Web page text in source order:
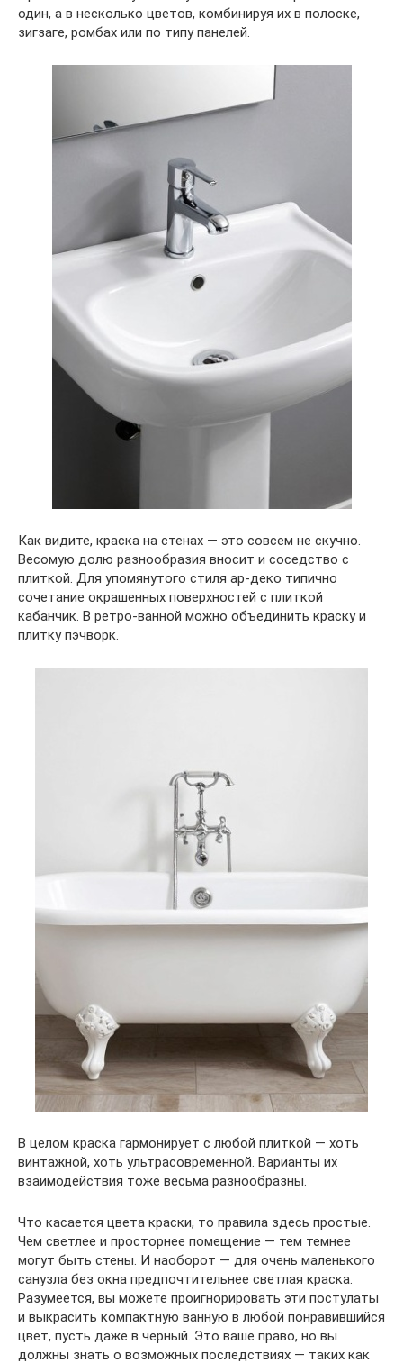
один, а в несколько цветов, комбинируя их в полоске,
зигзаге, ромбах или по типу панелей.
Как видите, краска на стенах — это совсем не скучно.
Весомую долю разнообразия вносит и соседство с
плиткой. Для упомянутого стиля ар-деко типично
сочетание окрашенных поверхностей с плиткой
кабанчик. В ретро-ванной можно объединить краску и
плитку пэчворк.
В целом краска гармонирует с любой плиткой — хоть
винтажной, хоть ультрасовременной. Варианты их
взаимодействия тоже весьма разнообразны.
Что касается цвета краски, то правила здесь простые.
Чем светлее и просторнее помещение — тем темнее
могут быть стены. И наоборот — для очень маленького
санузла без окна предпочтительнее светлая краска.
Разумеется, вы можете проигнорировать эти постулаты
и выкрасить компактную ванную в любой понравившийся
цвет, пусть даже в черный. Это ваше право, но вы
должны знать о возможных последствиях — таких как